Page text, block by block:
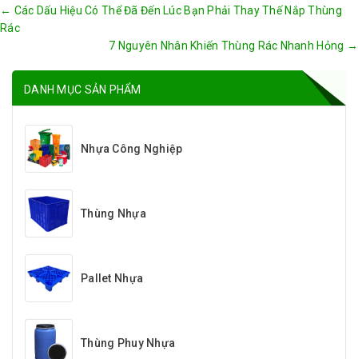
Post
navigation
← Các Dấu Hiệu Có Thể Đã Đến Lúc Bạn Phải Thay Thế Nắp Thùng
Rác
7 Nguyên Nhân Khiến Thùng Rác Nhanh Hỏng →
DANH MỤC SẢN PHẨM
Nhựa Công Nghiệp
Thùng Nhựa
Pallet Nhựa
Thùng Phuy Nhựa